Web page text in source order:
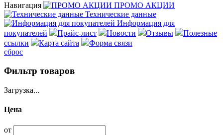
Навигация
ПРОМО АКЦИИ
Технические данные
Информация для
покупателей
Прайс-лист Новости Отзывы
Полезные
ссылки
Карта сайта
Форма связи
сброс
Фильтр товаров
Загрузка...
Цена
от